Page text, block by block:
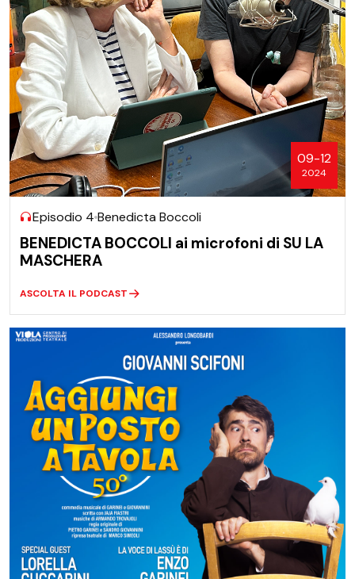
09-12
2024
Episodio 4 Benedicta Boccoli
BENEDICTA BOCCOLI ai microfoni di SU LA
MASCHERA
ASCOLTA IL PODCAST